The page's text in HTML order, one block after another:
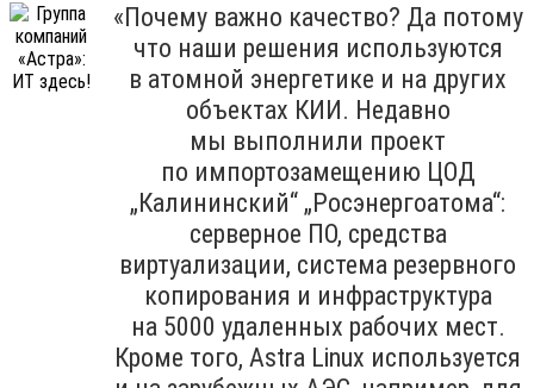
«Почему важно качество? Да потому
что наши решения используются
в атомной энергетике и на других
объектах КИИ. Недавно
мы выполнили проект
по импортозамещению ЦОД
„Калининский“ „Росэнергоатома“:
серверное ПО, средства
виртуализации, система резервного
копирования и инфраструктура
на 5000 удаленных рабочих мест.
Кроме того, Astra Linux используется